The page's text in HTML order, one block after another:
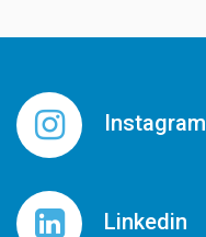
Instagram
Linkedin